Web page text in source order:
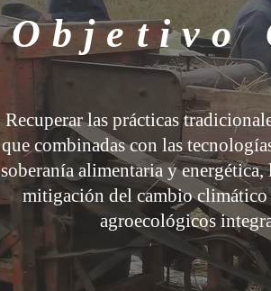
Objetivo
Recuperar las prácticas
que combinadas con las
soberanía alimentaria y
mitigación del cambio climático
agroecológicos